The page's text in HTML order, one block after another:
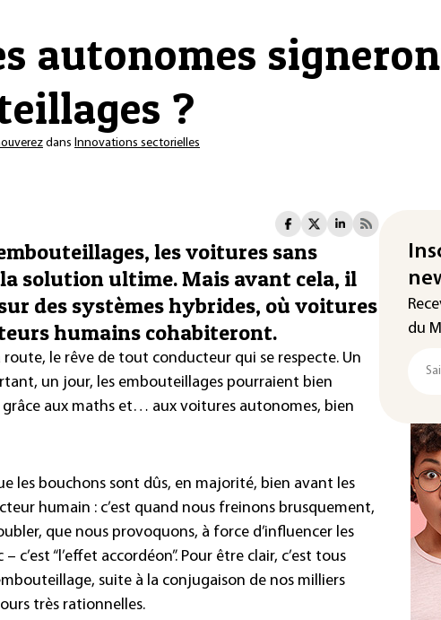
autonomes
?
dans Innovations sectorielles
les voitures sans
solution ultime. Mais avant cela, il
des systèmes hybrides, où voitures
humains cohabiteront.
route, le rêve de tout conducteur qui se respecte. Un
un jour, les embouteillages pourraient bien
grâce aux maths et… aux voitures autonomes, bien
les bouchons sont dûs, en majorité, bien avant les
humain : c’est quand nous freinons brusquement,
que nous provoquons, à force d’influencer les
“l’effet accordéon”. Pour être clair, c’est tous
suite à la conjugaison de nos milliers
très rationnelles.
du